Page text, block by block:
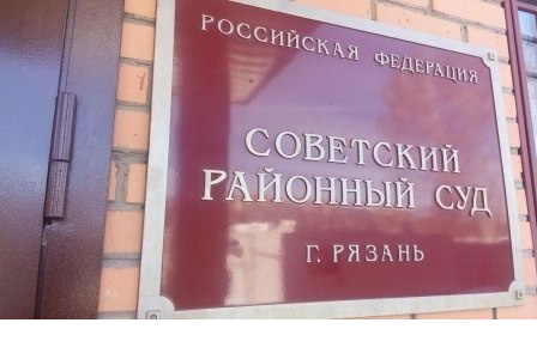
Перейти к основному содержанию